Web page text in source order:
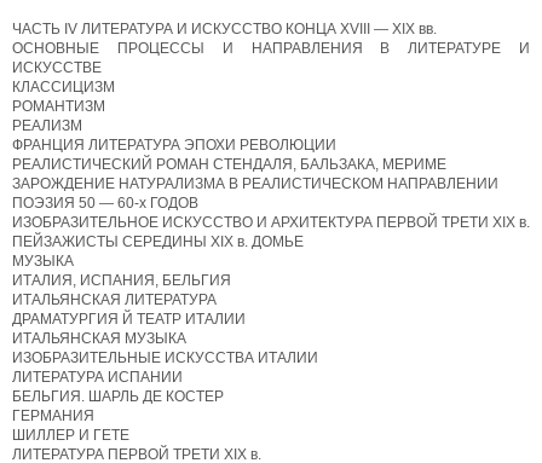
ЧАСТЬ IV ЛИТЕРАТУРА И ИСКУССТВО КОНЦА XVIII — XIX вв.
ОСНОВНЫЕ ПРОЦЕССЫ И НАПРАВЛЕНИЯ В ЛИТЕРАТУРЕ И
ИСКУССТВЕ
КЛАССИЦИЗМ
РОМАНТИЗМ
РЕАЛИЗМ
ФРАНЦИЯ ЛИТЕРАТУРА ЭПОХИ РЕВОЛЮЦИИ
РЕАЛИСТИЧЕСКИЙ РОМАН СТЕНДАЛЯ, БАЛЬЗАКА, МЕРИМЕ
ЗАРОЖДЕНИЕ НАТУРАЛИЗМА В РЕАЛИСТИЧЕСКОМ НАПРАВЛЕНИИ
ПОЭЗИЯ 50 — 60-х ГОДОВ
ИЗОБРАЗИТЕЛЬНОЕ ИСКУССТВО И АРХИТЕКТУРА ПЕРВОЙ ТРЕТИ XIX в.
ПЕЙЗАЖИСТЫ СЕРЕДИНЫ XIX в. ДОМЬЕ
МУЗЫКА
ИТАЛИЯ, ИСПАНИЯ, БЕЛЬГИЯ
ИТАЛЬЯНСКАЯ ЛИТЕРАТУРА
ДРАМАТУРГИЯ Й ТЕАТР ИТАЛИИ
ИТАЛЬЯНСКАЯ МУЗЫКА
ИЗОБРАЗИТЕЛЬНЫЕ ИСКУССТВА ИТАЛИИ
ЛИТЕРАТУРА ИСПАНИИ
БЕЛЬГИЯ. ШАРЛЬ ДЕ КОСТЕР
ГЕРМАНИЯ
ШИЛЛЕР И ГЕТЕ
ЛИТЕРАТУРА ПЕРВОЙ ТРЕТИ XIX в.